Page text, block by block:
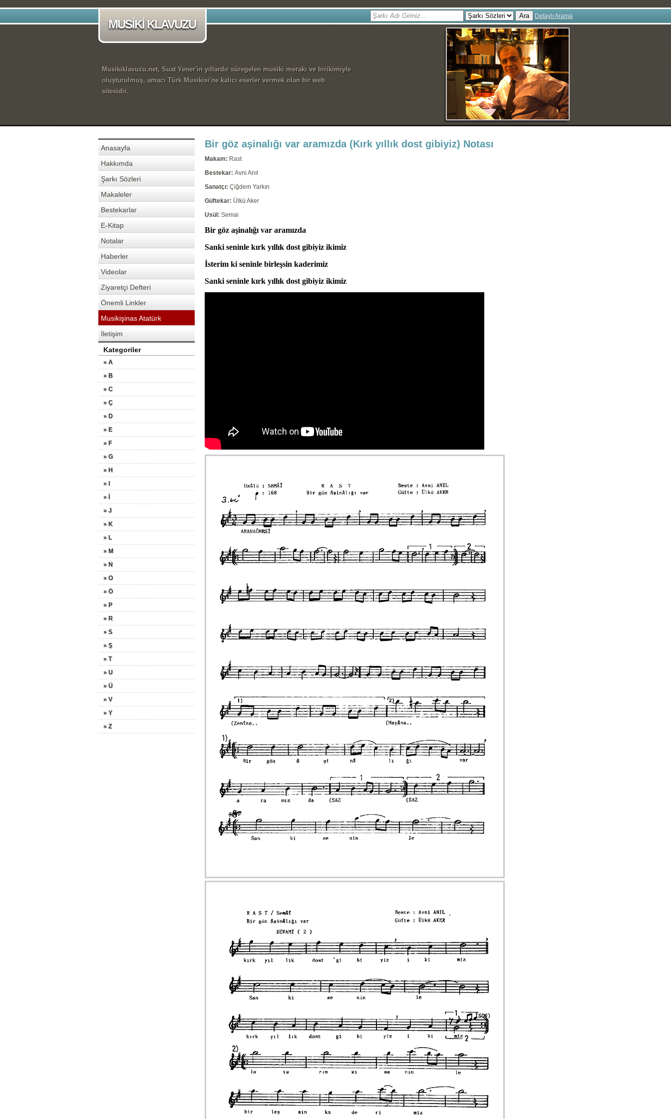
MUSİKİ KLAVUZU
Ara Detaylı Arama
Musikiklavuzu.net, Suat Yener'in yıllardır süregelen musiki merakı ve birikimiyle
oluşturulmuş, amacı Türk Musikisi'ne kalıcı eserler vermek olan bir web
sitesidir.
Anasayfa
Hakkımda
Şarkı Sözleri
Makaleler
Bestekarlar
E-Kitap
Notalar
Haberler
Videolar
Ziyaretçi Defteri
Önemli Linkler
Musikişinas Atatürk
İletişim
Kategoriler
» A
» B
» C
» Ç
» D
» E
» F
» G
» H
» I
» İ
» J
» K
» L
» M
» N
» O
» Ö
» P
» R
» S
» Ş
» T
» U
» Ü
» V
» Y
» Z
Bir göz aşinalığı var aramızda (Kırk yıllık dost gibiyiz) Notası
Makam: Rast
Bestekar: Avni Anıl
Sanatçı: Çiğdem Yarkın
Güftekar: Ülkü Aker
Usül: Semai
Bir göz aşinalığı var aramızda
Sanki seninle kırk yıllık dost gibiyiz ikimiz
İsterim ki seninle birleşsin kaderimiz
Sanki seninle kırk yıllık dost gibiyiz ikimiz